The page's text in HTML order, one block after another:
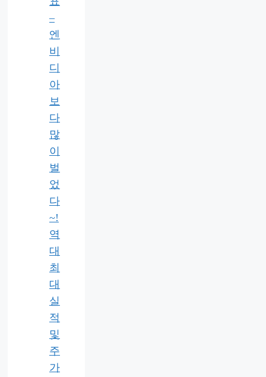
–
엔
비
디
아
보
다
많
이
벌
었
다
~!
역
대
최
대
실
적
및
주
가